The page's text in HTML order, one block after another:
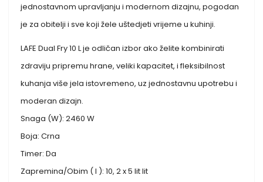
jednostavnom upravljanju i modernom dizajnu, pogodan
je za obitelji i sve koji žele uštedjeti vrijeme u kuhinji.
LAFE Dual Fry 10 L je odličan izbor ako želite kombinirati
zdraviju pripremu hrane, veliki kapacitet, i fleksibilnost
kuhanja više jela istovremeno, uz jednostavnu upotrebu i
moderan dizajn.
Snaga (W): 2460 W
Boja: Crna
Timer: Da
Zapremina/Obim ( l ): 10, 2 x 5 lit lit